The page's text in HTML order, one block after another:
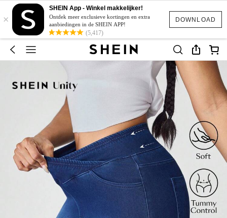
DOWNLOAD
×
SHEIN App - Winkel makkelijker!
Ontdek meer exclusieve kortingen en extra
aanbiedingen in de SHEIN APP!
(5,417)